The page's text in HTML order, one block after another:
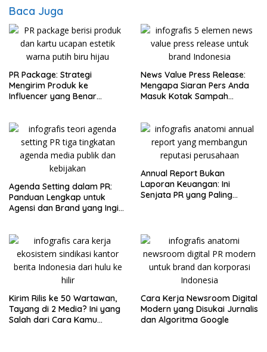
Baca Juga
PR Package: Strategi
Mengirim Produk ke
Influencer yang Benar
News Value Press Release:
Mengapa Siaran Pers Anda
Masuk Kotak Sampah
Agenda Setting dalam PR:
Panduan Lengkap untuk
Agensi dan Brand yang Ingin
Annual Report Bukan
Laporan Keuangan: Ini
Senjata PR yang Paling
Kirim Rilis ke 50 Wartawan,
Tayang di 2 Media? Ini yang
Salah dari Cara Kamu
Cara Kerja Newsroom Digital
Modern yang Disukai Jurnalis
dan Algoritma Google